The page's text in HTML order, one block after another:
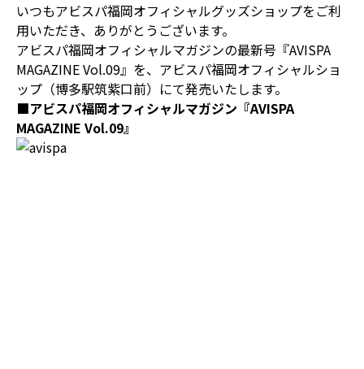
いつもアビスパ福岡オフィシャルグッズショップをご利
用いただき、ありがとうございます。
アビスパ福岡オフィシャルマガジンの最新号『AVISPA
MAGAZINE Vol.09』を、アビスパ福岡オフィシャルショ
ップ（博多駅筑紫口前）にて発売いたします。
■アビスパ福岡オフィシャルマガジン『AVISPA
MAGAZINE Vol.09』